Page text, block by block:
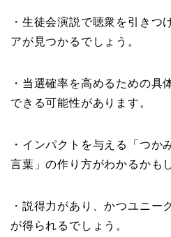
・生徒会演説で聴衆を引きつ
アが見つかるでしょう。
・当選確率を高めるための具
できる可能性があります。
・インパクトを与える「つか
言葉」の作り方がわかるかも
・説得力があり、かつユニー
が得られるでしょう。